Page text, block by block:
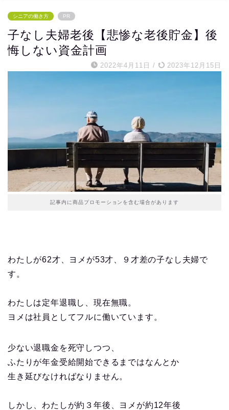
シニアの働き方 PR
子なし夫婦老後【悲惨な老後貯金】後
悔しない資金計画
2022年4月11日 / 2023年12月15日
記事内に商品プロモーションを含む場合があります
わたしが62才、ヨメが53才、９才差の子なし夫婦で
す。
わたしは定年退職し、現在無職。
ヨメは社員としてフルに働いています。
少ない退職金を死守しつつ、
ふたりが年金受給開始できるまではなんとか
生き延びなければなりません。
しかし、わたしが約３年後、ヨメが約12年後